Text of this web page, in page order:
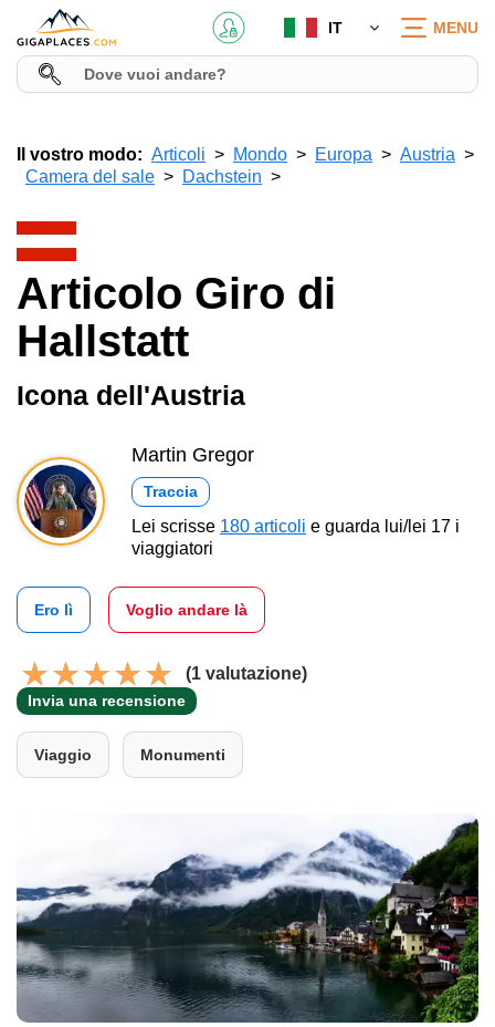
IT MENU
Il vostro modo: Articoli Mondo Europa
Austria
Camera del sale
Dachstein
Articolo Giro di
Hallstatt
Icona dell'Austria
Martin Gregor
Traccia
Lei scrisse 180 articoli e guarda lui/lei 17 i
viaggiatori
Ero lì Voglio andare là
(1 valutazione)
Invia una recensione
Viaggio Monumenti